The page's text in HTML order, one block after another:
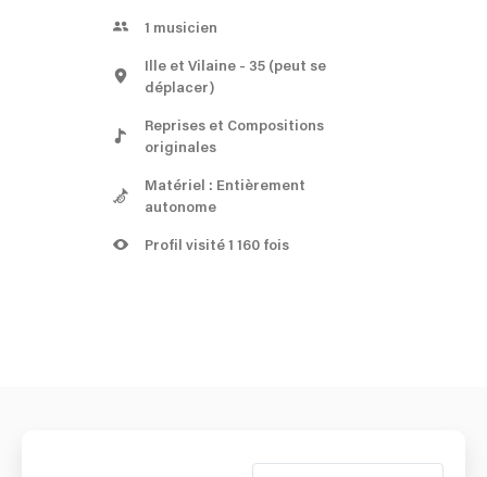
1 musicien
Ille et Vilaine - 35 (peut se
déplacer)
Reprises et Compositions
originales
Matériel : Entièrement
autonome
Profil visité 1 160 fois